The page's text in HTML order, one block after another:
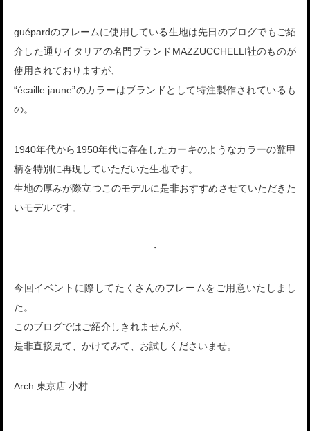
guépardのフレームに使用している生地は先日のブログでもご紹
介した通りイタリアの名門ブランドMAZZUCCHELLI社のものが
使用されておりますが、
“écaille jaune”のカラーはブランドとして特注製作されているも
の。
1940年代から1950年代に存在したカーキのようなカラーの鼈甲
柄を特別に再現していただいた生地です。
生地の厚みが際立つこのモデルに是非おすすめさせていただきた
いモデルです。
・
今回イベントに際してたくさんのフレームをご用意いたしまし
た。
このブログではご紹介しきれませんが、
是非直接見て、かけてみて、お試しくださいませ。
Arch 東京店 小村